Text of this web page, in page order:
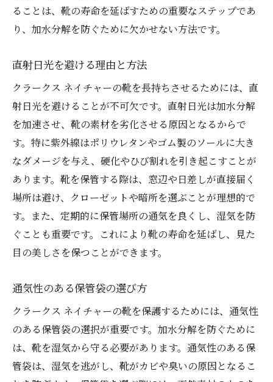
ることは、靴の寿命を延ばすための重要なステップであ
り、加水分解を防ぐために欠かせない方法です。
直射日光を避ける理由と方法
クラークス ネイチャーの靴を長持ちさせるためには、直
射日光を避けることが不可欠です。直射日光は加水分解
を加速させ、靴の素材を劣化させる原因となるからで
す。特に紫外線はポリウレタンやゴム製のソールに大き
なダメージを与え、硬化やひび割れを引き起こすことが
あります。靴を保管する際は、窓辺や日差しが直接届く
場所は避け、クローゼットや暗所を選ぶことが理想的で
す。また、定期的に保管場所の通気を良くし、湿気を防
ぐことも重要です。これにより靴の寿命を延ばし、見た
目の美しさを保つことができます。
通気性のある保管袋の選び方
クラークス ネイチャーの靴を保護するためには、通気性
のある保管袋の選択が重要です。加水分解を防ぐために
は、靴を湿気から守る必要があります。通気性のある保
管袋は、湿気を逃がし、靴がカビや臭いの原因となるこ